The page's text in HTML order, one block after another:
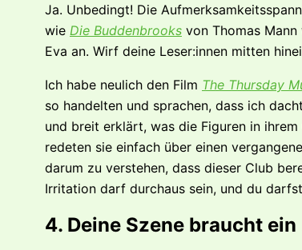
Ja. Unbedingt! Die
wie Die Buddenbrooks von Thomas
Eva an. Wirf deine Leser:innen mitten
Ich habe neulich den Film The Thursday
so handelten und sprachen, dass ich
und breit erklärt, was die Figuren in
redeten sie einfach über einen
darum zu verstehen, dass dieser Club
Irritation darf durchaus sein, und du
4. Deine Szene braucht